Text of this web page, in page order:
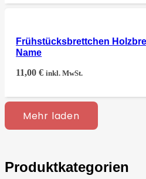
Frühstücksbrettchen
Name
11,00€ inkl. MwSt.
Mehr laden
Produktkategorien